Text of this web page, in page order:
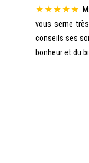
★★★★★
vous serne
conseils ses
bonheur et